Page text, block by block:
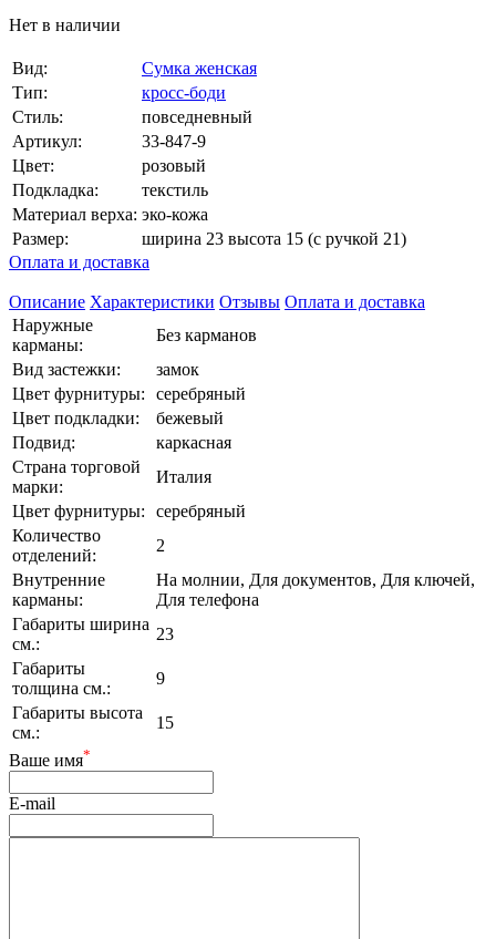
Нет в наличии
Вид:
Сумка женская
Тип:
кросс-боди
Стиль:
повседневный
Артикул:
33-847-9
Цвет:
розовый
Подкладка:
текстиль
Материал верха: эко-кожа
Размер:
ширина 23 высота 15 (с ручкой 21)
Оплата и доставка
Описание Характеристики Отзывы Оплата и доставка
Наружные
карманы:
Без карманов
Вид застежки:
замок
Цвет фурнитуры:
серебряный
Цвет подкладки:
бежевый
Подвид:
каркасная
Страна торговой
марки:
Италия
Цвет фурнитуры:
серебряный
Количество
отделений:
2
Внутренние
карманы:
На молнии, Для документов, Для ключей,
Для телефона
Габариты ширина
см.:
23
Габариты
толщина см.:
9
Габариты высота
см.:
15
Ваше имя*
E-mail